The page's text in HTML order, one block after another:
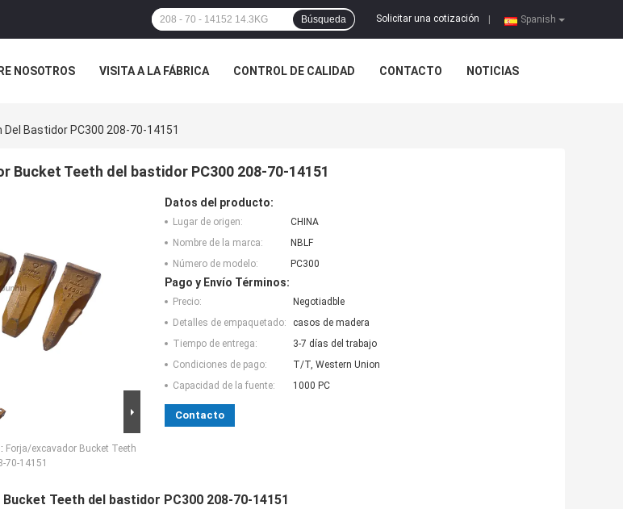
Spanish
Solicitar una cotización
Búsqueda
NOSOTROS VISITA A LA FÁBRICA CONTROL DE CALIDAD CONTACTO NOTICIAS
Bastidor PC300 208-70-14151
Bucket Teeth del bastidor PC300 208-70-14151
Forja/excavador Bucket Teeth
70-14151
Datos del producto:
Lugar de origen:
CHINA
Nombre de la marca:
NBLF
Número de modelo:
PC300
Pago y Envío Términos:
Precio:
Negotiadble
Detalles de empaquetado:
casos de madera
Tiempo de entrega:
3-7 días del trabajo
Condiciones de pago:
T/T, Western Union
Capacidad de la fuente:
1000 PC
Contacto
Teeth del bastidor PC300 208-70-14151